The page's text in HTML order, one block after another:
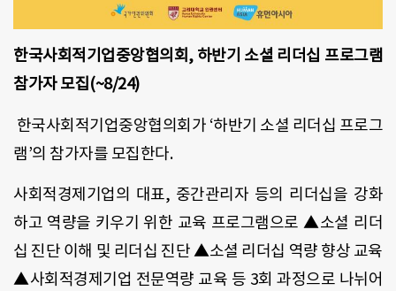
한국사회적기업중앙협의회, 하반기 소셜 리더십 프로그램
참가자 모집 (~8/24)
한국사회적기업중앙협의회가 ‘하반기 소셜 리더십 프로그
램’의 참가자를 모집한다.
사회적경제기업의 대표, 중간관리자 등의 리더십을 강화
하고 역량을 키우기 위한 교육 프로그램으로 ▲소셜 리더
십 진단 이해 및 리더십 진단 ▲소셜 리더십 역량 향상 교육
▲사회적경제기업 전문역량 교육 등 3회 과정으로 나뉘어